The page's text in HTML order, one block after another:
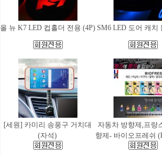
올 뉴 K7 LED 컵홀더 전용 (4P) SM6 LED 도어 캐치
[세원] 카미리 송풍구 거치대
(자석)
자동차 방향제,프랑
향제- 바이오프레쉬